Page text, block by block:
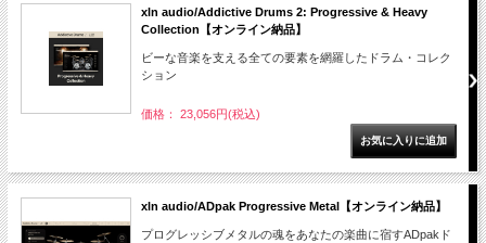
xln audio/Addictive Drums 2: Progressive & Heavy
Collection【オンライン納品】
ビーな音楽を支える全ての要素を網羅したドラム・コレク
ション
価格： 23,056円(税込)
xln audio/ADpak Progressive Metal【オンライン納品】
プログレッシブメタルの魂をあなたの楽曲に宿すADpakド